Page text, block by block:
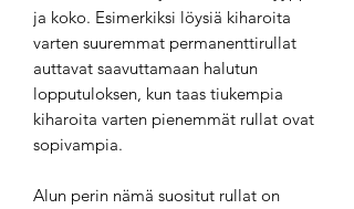
ja koko. Esimerkiksi löysiä kiharoita
varten suuremmat permanenttirullat
auttavat saavuttamaan halutun
lopputuloksen, kun taas tiukempia
kiharoita varten pienemmät rullat ovat
sopivampia.
Alun perin nämä suositut rullat on